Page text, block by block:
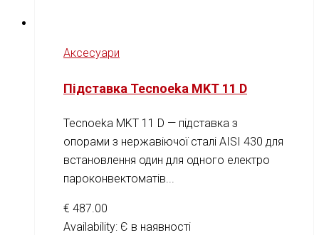
Аксесуари
Підставка Tecnoeka MKT 11 D
Tecnoeka MKT 11 D — підставка з
опорами з нержавіючої сталі AISI 430 для
встановлення один для одного електро
пароконвектоматів...
€ 487.00
Availability: Є в наявності